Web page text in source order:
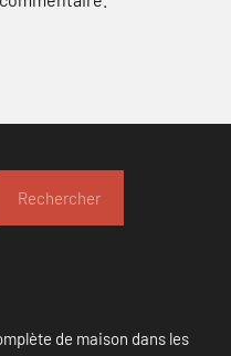
Rechercher
de maison dans les